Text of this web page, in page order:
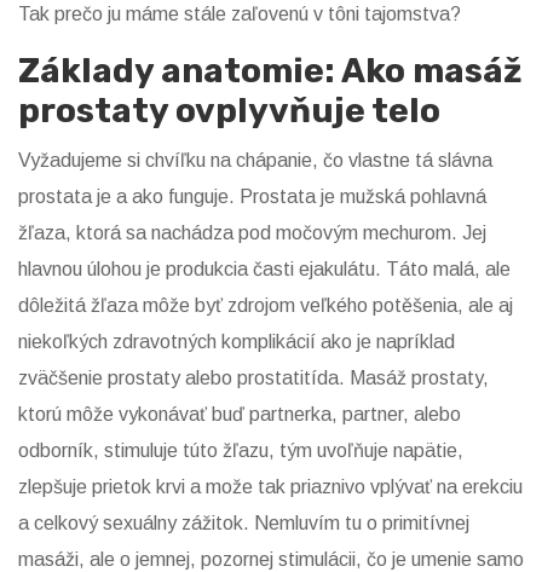
Tak prečo ju máme stále zaľovenú v tôni tajomstva?
Základy anatomie: Ako masáž
prostaty ovplyvňuje telo
Vyžadujeme si chvíľku na chápanie, čo vlastne tá slávna
prostata je a ako funguje. Prostata je mužská pohlavná
žľaza, ktorá sa nachádza pod močovým mechurom. Jej
hlavnou úlohou je produkcia časti ejakulátu. Táto malá, ale
dôležitá žľaza môže byť zdrojom veľkého potěšenia, ale aj
niekoľkých zdravotných komplikácií ako je napríklad
zväčšenie prostaty alebo prostatitída. Masáž prostaty,
ktorú môže vykonávať buď partnerka, partner, alebo
odborník, stimuluje túto žľazu, tým uvoľňuje napätie,
zlepšuje prietok krvi a može tak priaznivo vplývať na erekciu
a celkový sexuálny zážitok. Nemluvím tu o primitívnej
masáži, ale o jemnej, pozornej stimulácii, čo je umenie samo